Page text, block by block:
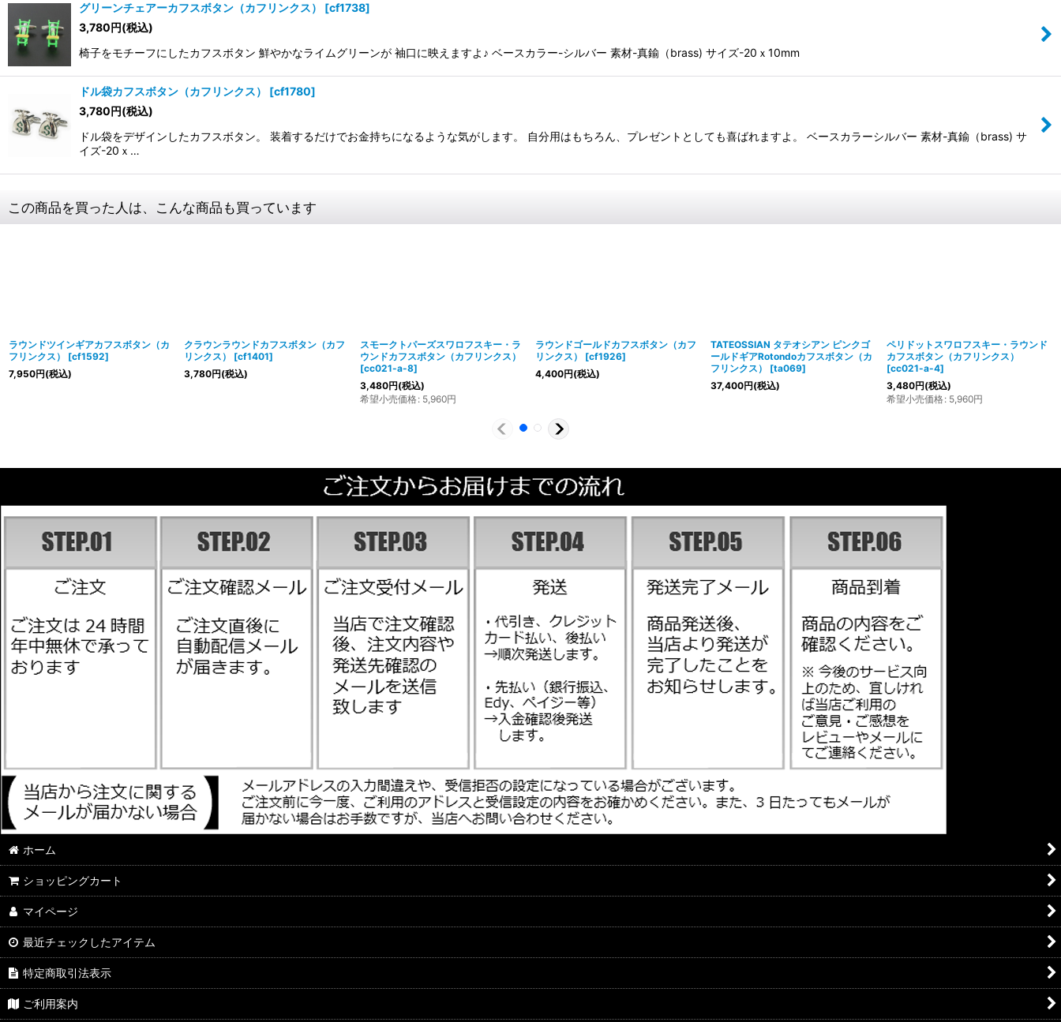
グリーンチェアーカフスボタン（カフリンクス） [cf1738]
3,780円(税込)
椅子をモチーフにしたカフスボタン 鮮やかなライムグリーンが 袖口に映えますよ♪ ベースカラー-シルバー 素材-真鍮（brass) サイズ-20ｘ10mm
ドル袋カフスボタン（カフリンクス） [cf1780]
3,780円(税込)
ドル袋をデザインしたカフスボタン。 装着するだけでお金持ちになるような気がします。 自分用はもちろん、プレゼントとしても喜ばれますよ。 ベースカラーシルバー 素材-真鍮（brass) サ
イズ-20ｘ…
この商品を買った人は、こんな商品も買っています
ラウンドツインギアカフスボタン（カ
フリンクス）
[cf1592]
7,950円(税込)
クラウンラウンドカフスボタン（カフ
リンクス）
[cf1401]
3,780円(税込)
スモークトパーズスワロフスキー・ラ
ウンドカフスボタン（カフリンクス）
[cc021-a-8]
3,480円(税込)
希望小売価格: 5,960円
ラウンドゴールドカフスボタン（カフ
リンクス）
[cf1926]
4,400円(税込)
TATEOSSIAN タテオシアン ピンクゴ
ールドギアRotondoカフスボタン（カ
フリンクス）
[ta069]
37,400円(税込)
ペリドットスワロフスキー・ラウンド
カフスボタン（カフリンクス）
[cc021-a-4]
3,480円(税込)
希望小売価格: 5,960円
ホーム
ショッピングカート
マイページ
最近チェックしたアイテム
特定商取引法表示
ご利用案内